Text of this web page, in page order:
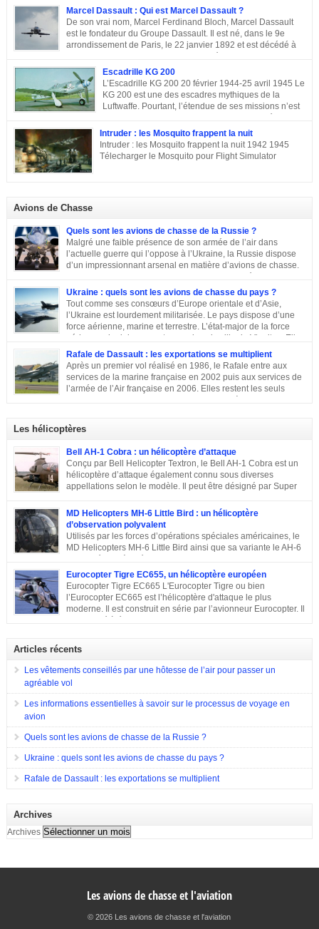
entre les mains de la famille de son fondateur et qui porte encore son nom,
Marcel Bloch ayant changé son nom en Dassault en 1946. Retour sur le
parcours de ce fleuron de l’aviation civile et militaire. De la première guerre
mondiale à la Course aux Armements Au début de la première guerre
mondiale, Marcel Bloch a créé la Société d’études aéronautiques avec son
Marcel Dassault : Qui est Marcel Dassault ?
De son vrai nom, Marcel Ferdinand Bloch, Marcel Dassault
est le fondateur du Groupe Dassault. Il est né, dans le 9e
arrondissement de Paris, le 22 janvier 1892 et est décédé à
Neuilly-sur-Seine, le 17 avril 1986. Ingénieur de talent, il a
également été un entrepreneur et un homme politique français. Enfance et
famille de Marcel Dassault Dernier enfant d’Adolphe Bloch et de Noémie
Allatini, Marcel avait trois frères ainés. Le premier est mort à son jeune âge,
le second, Darius Paul Bloch est devenu générale d’armée et le troisième,
René était chirurgien à Paris avant d’être exécuté en déportation […]
Escadrille KG 200
L’Escadrille KG 200 20 février 1944-25 avril 1945 Le
KG 200 est une des escadres mythiques de la
Luftwaffe. Pourtant, l’étendue de ses missions n’est
pas toujours connue, et cette escadre peut évoquer
des missions très différentes selon les centres d’intérêts : patrouille
maritime, Mistel ou missions secrètes. Partons du commencement : le nom.
La désignation KG 200, KampfGeschwader 200, signifie littéralement »
escadre de combat n°200 « . » Escadre de combat « , c’est un peu vague.
Donc il n’y a pas a priori de limites aux missions du KG 200, sous cette
Intruder : les Mosquito frappent la nuit
Intruder : les Mosquito frappent la nuit 1942 1945
Télecharger le Mosquito pour Flight Simulator
Avions de Chasse
Quels sont les avions de chasse de la Russie ?
Malgré une faible présence de son armée de l’air dans
l’actuelle guerre qui l’oppose à l’Ukraine, la Russie dispose
d’un impressionnant arsenal en matière d’avions de chasse.
ensemble les principaux moyens dont dispose sa force aérienne.
Ukraine : quels sont les avions de chasse du pays ?
Tout comme ses consœurs d’Europe orientale et d’Asie,
l’Ukraine est lourdement militarisée. Le pays dispose d’une
force aérienne, marine et terrestre. L’état-major de la force
aérienne ukrainienne se trouve dans la ville de Vinnitsa. Elle
est équipée en majorité d’avions de fabrication soviétique. Parmi les
républiques socialistes soviétiques, l’Ukraine élabore l’une des plus
stratégiques. D’après les statistiques de 2014, l’armée de l’air ukrainienne
et les forces de défense aérienne contiennent environ 43 000 personnes et
247 avions. L’armée ukrainienne se divise en trois commandements
Rafale de Dassault : les exportations se multiplient
Après un premier vol réalisé en 1986, le Rafale entre aux
services de la marine française en 2002 puis aux services de
l’armée de l’Air française en 2006. Elles restent les seuls
exploitants du chasseur français pendant près de 10 ans. En
que le succès viendra bientôt. Quatre ans plus tard, les premières
commandes étrangères sont signées et depuis, le constructeur multiplie les
exportations. Tour d’horizon sur les exportations du Rafale …
Les hélicoptères
Bell AH-1 Cobra : un hélicoptère d’attaque
Conçu par Bell Helicopter Textron, le Bell AH-1 Cobra est un
hélicoptère d’attaque également connu sous diverses
appellations selon le modèle. Il peut être désigné par Super
Cobra, Snake ou encore Viper. Le modèle premier était doté de la même
motorisation, de la même transmission et du même rotor principal que le
Bell UH-1 Iroquois. Cet appareil a effectué son premier vol en septembre
1965, est entré en service en 1967 et est toujours en service dans quelques
pays. Sa conception C’est en 1962 que Bell décide de construire un
MD Helicopters MH-6 Little Bird : un hélicoptère
d’observation polyvalent
Utilisés par les forces d’opérations spéciales américaines, le
MD Helicopters MH-6 Little Bird ainsi que sa variante le AH-6
du Hughes MD 500. Il a été conçu par l’avionneur américain MD
Helicopters. Sa conception Lorsqu’en 1960, l’armée américaine a évoqué
son souhait de développer un hélicoptère léger d’observation qui serait
également capable d’endosser divers rôles, de nombreuses compagnies
sont entrées en compétition pour remporter le projet. Parmi elles, il y a eu
Eurocopter Tigre EC655, un hélicoptère européen
Eurocopter Tigre EC665 L'Eurocopter Tigre ou bien
l’Eurocopter EC665 est l’hélicoptère d'attaque le plus
moderne. Il est construit en série par l’avionneur Eurocopter. Il
construit afin d’assurer les missions d’appui à proximité immédiate des
forces terrestres. Il a été utilisé en 2009 lors de la guerre en Afghanistan.
Eurocopter Tigre EC655
Articles récents
Les vêtements conseillés par une hôtesse de l’air pour passer un
agréable vol
Les informations essentielles à savoir sur le processus de voyage en
avion
Quels sont les avions de chasse de la Russie ?
Ukraine : quels sont les avions de chasse du pays ?
Rafale de Dassault : les exportations se multiplient
Archives
Archives
Les avions de chasse et l'aviation
© 2026 Les avions de chasse et l'aviation